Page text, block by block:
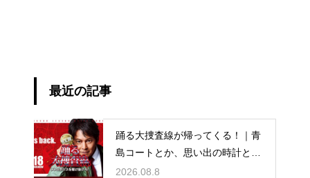
最近の記事
踊る大捜査線が帰ってくる！｜青
島コートとか、思い出の時計と
か。
2026.08.8